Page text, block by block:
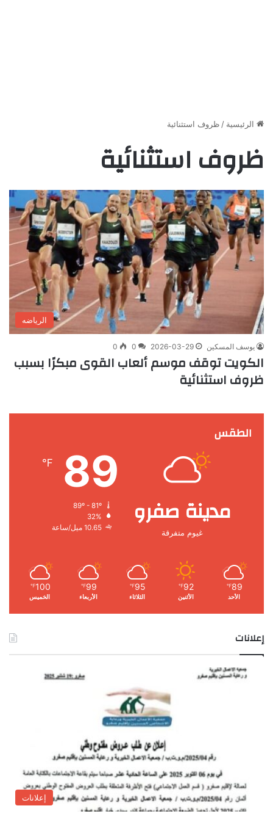
الرئيسية / ظروف استثنائية
ظروف استثنائية
الرياضه
يوسف المسكين 2026-03-29
0
0
الكويت توقف موسم ألعاب القوى مبكرًا بسبب
ظروف استثنائية
الطقس
مدينة صفرو
غيوم متفرقة
89
℉
32%
10.65 ميل/ساعة
89
℉
الأحد
92
℉
الأثنين
95
℉
الثلاثاء
99
℉
الأربعاء
100
℉
الخميس
إعلانات
إعلانات